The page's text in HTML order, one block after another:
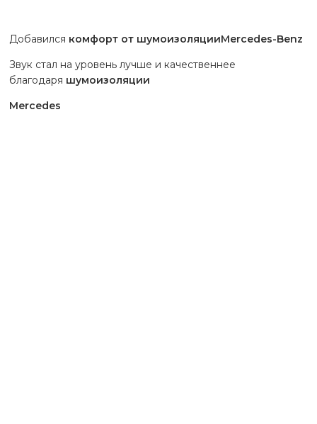
Добавился комфорт от шумоизоляцииMercedes-Benz
Звук стал на уровень лучше и качественнее
благодаря шумоизоляции
Mercedes